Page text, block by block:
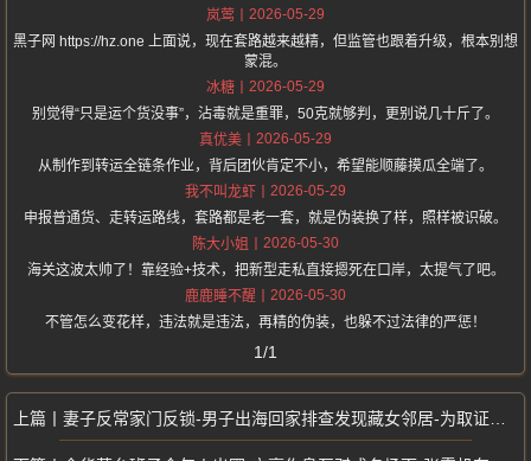
岚莺
2026-05-29
黑子网 https://hz.one 上面说，现在套路越来越精，但监管也跟着升级，根本别想
蒙混。
冰糖
2026-05-29
别觉得“只是运个货没事”，沾毒就是重罪，50克就够判，更别说几十斤了。
真优美
2026-05-29
从制作到转运全链条作业，背后团伙肯定不小，希望能顺藤摸瓜全端了。
我不叫龙虾
2026-05-29
申报普通货、走转运路线，套路都是老一套，就是伪装换了样，照样被识破。
陈大小姐
2026-05-30
海关这波太帅了！靠经验+技术，把新型走私直接摁死在口岸，太提气了吧。
鹿鹿睡不醒
2026-05-30
不管怎么变花样，违法就是违法，再精的伪装，也躲不过法律的严惩！
1/1
妻子反常家门反锁-男子出海回家排查发现藏女邻居-为取证报假警被罚千元